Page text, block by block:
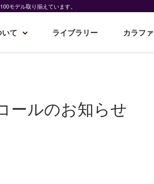
モデル取り揃えています。
て ライブラリー カラフ
ールのお知らせ